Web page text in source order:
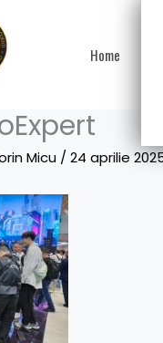
Home
Micu / 24 aprilie